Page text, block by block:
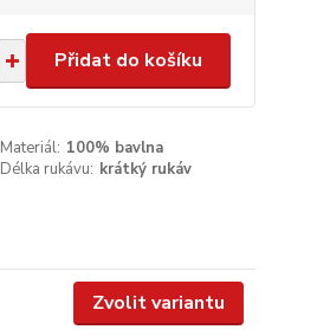
Přidat do košíku
Materiál: 100% bavlna
Délka rukávu: krátký rukáv
Zvolit variantu